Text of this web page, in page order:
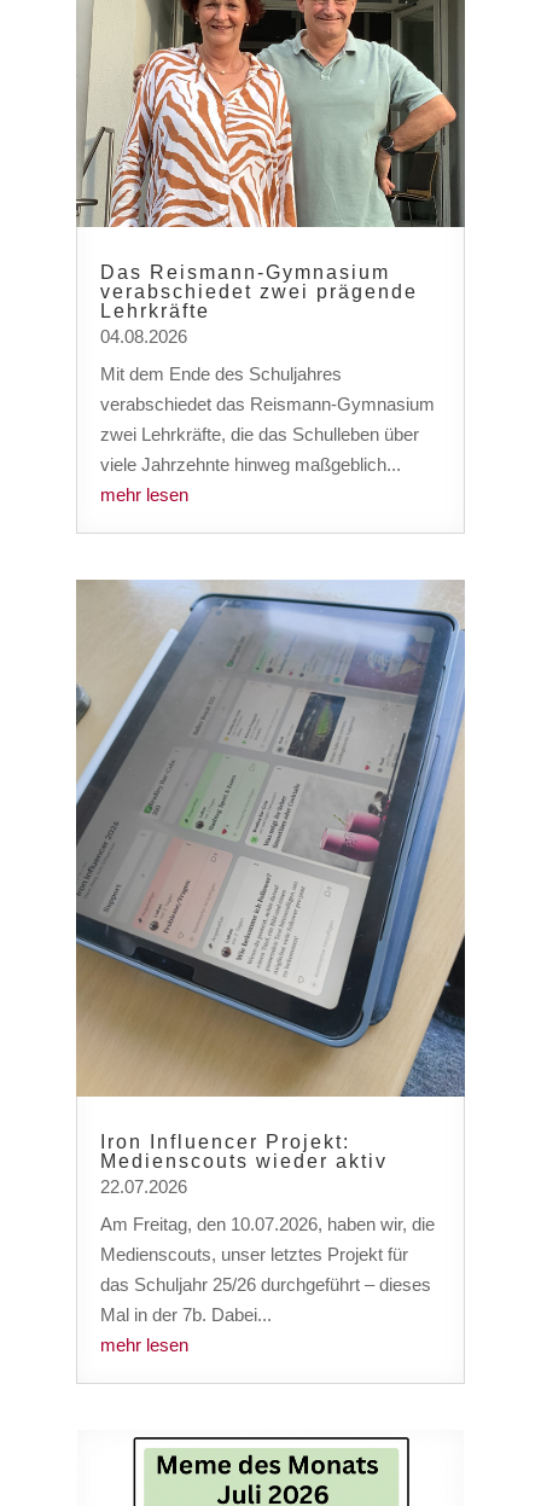
Das Reismann-Gymnasium
verabschiedet zwei prägende
Lehrkräfte
04.08.2026
Mit dem Ende des Schuljahres
verabschiedet das Reismann-Gymnasium
zwei Lehrkräfte, die das Schulleben über
viele Jahrzehnte hinweg maßgeblich...
mehr lesen
Iron Influencer Projekt:
Medienscouts wieder aktiv
22.07.2026
Am Freitag, den 10.07.2026, haben wir, die
Medienscouts, unser letztes Projekt für
das Schuljahr 25/26 durchgeführt – dieses
Mal in der 7b. Dabei...
mehr lesen